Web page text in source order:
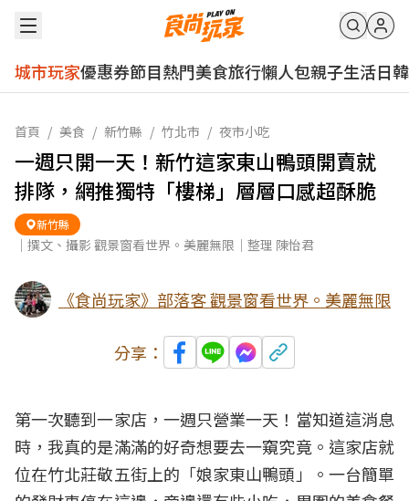
城市玩家優惠券節目熱門美食旅行懶人包親子生活日韓
首頁 / 美食 / 新竹縣 / 竹北市 / 夜市小吃
一週只開一天！新竹這家東山鴨頭開賣就
排隊，網推獨特「樓梯」層層口感超酥脆
新竹縣
｜撰文、攝影 觀景窗看世界。美麗無限｜整理 陳怡君
《食尚玩家》部落客 觀景窗看世界。美麗無限
分享：
第一次聽到一家店，一週只營業一天！當知道這消息
時，我真的是滿滿的好奇想要去一窺究竟。這家店就
位在竹北莊敬五街上的「娘家東山鴨頭 」。一台簡單